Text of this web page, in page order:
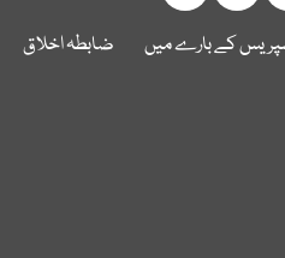
کے بارے میں ضابطہ اخلاق